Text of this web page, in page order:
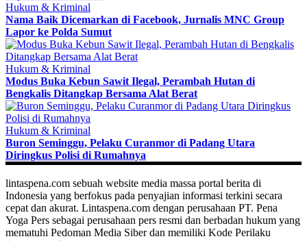
Hukum & Kriminal
Nama Baik Dicemarkan di Facebook, Jurnalis MNC Group
Lapor ke Polda Sumut
Hukum & Kriminal
Modus Buka Kebun Sawit Ilegal, Perambah Hutan di
Bengkalis Ditangkap Bersama Alat Berat
Hukum & Kriminal
Buron Seminggu, Pelaku Curanmor di Padang Utara
Diringkus Polisi di Rumahnya
lintaspena.com sebuah website media massa portal berita di
Indonesia yang berfokus pada penyajian informasi terkini secara
cepat dan akurat. Lintaspena.com dengan perusahaan PT. Pena
Yoga Pers sebagai perusahaan pers resmi dan berbadan hukum yang
mematuhi Pedoman Media Siber dan memiliki Kode Perilaku